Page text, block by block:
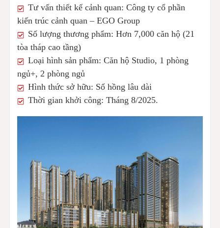
Tư vấn thiết kế cảnh quan: Công ty cổ phần
kiến trúc cảnh quan – EGO Group
Số lượng thương phẩm: Hơn 7,000 căn hộ (21
tòa tháp cao tầng)
Loại hình sản phẩm: Căn hộ Studio, 1 phòng
ngủ+, 2 phòng ngủ
Hình thức sở hữu: Sổ hồng lâu dài
Thời gian khởi công: Tháng 8/2025.